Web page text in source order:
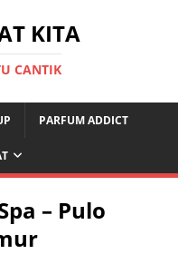
KITA
CANTIK
PARFUM ADDICT
– Pulo